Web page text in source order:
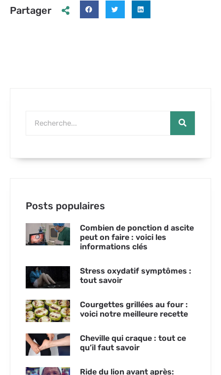
Partager
Posts populaires
Combien de ponction d ascite
peut on faire : voici les
informations clés
Stress oxydatif symptômes :
tout savoir
Courgettes grillées au four :
voici notre meilleure recette
Cheville qui craque : tout ce
qu’il faut savoir
Ride du lion avant après: